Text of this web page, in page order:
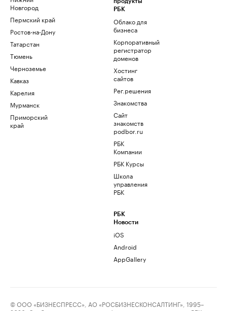
Новгород
Пермский край
Ростов-на-Дону
Татарстан
Тюмень
Черноземье
Кавказ
Карелия
Мурманск
Приморский
край
РБК
Облако для
бизнеса
Корпоративный
регистратор
доменов
Хостинг
сайтов
Рег.решения
Знакомства
Сайт
знакомств
podbor.ru
РБК
Компании
РБК Курсы
Школа
управления
РБК
РБК
Новости
iOS
Android
AppGallery
© ООО «БИЗНЕСПРЕСС», АО «РОСБИЗНЕСКОНСАЛТИНГ», 1995–